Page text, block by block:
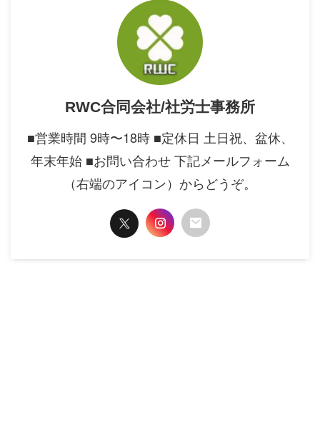
RWC合同会社/社労士事務所
■営業時間 9時〜18時 ■定休日 土日祝、盆休、
年末年始 ■お問い合わせ 下記メールフォーム
（右端のアイコン）からどうぞ。